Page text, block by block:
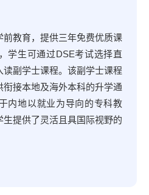
教育，提供三年免费优质课
学生可通过DSE考试选择直
副学士课程。该副学士课程
接本地及海外本科的升学通
内地以就业为导向的专科教
提供了灵活且具国际视野的